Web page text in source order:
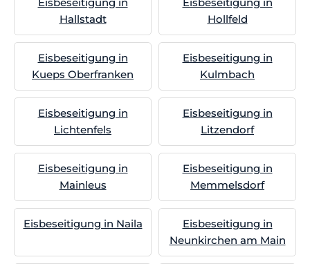
Hallstadt
Hollfeld
Eisbeseitigung in
Kueps Oberfranken
Eisbeseitigung in
Kulmbach
Eisbeseitigung in
Lichtenfels
Eisbeseitigung in
Litzendorf
Eisbeseitigung in
Mainleus
Eisbeseitigung in
Memmelsdorf
Eisbeseitigung in Naila
Eisbeseitigung in
Neunkirchen am Main